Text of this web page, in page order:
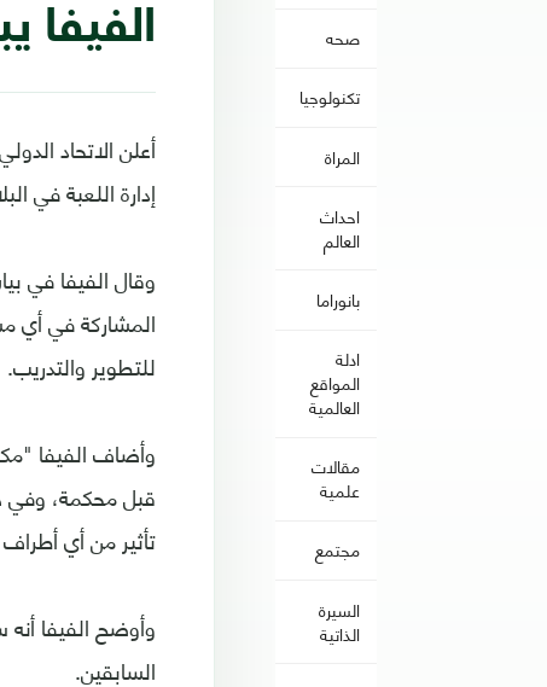
صحه
تكنولوجيا
المراة
احداث
العالم
بانوراما
ادلة
المواقع
العالمية
مقالات
علمية
مجتمع
السيرة
الذاتية
الفيفا
أعلن الاتحاد
إدارة اللعبة في
وقال الفيفا في
المشاركة في أي
للتطوير والتدريب.
وأضاف الفيفا
قبل محكمة، وفي
تأثير من أي
وأوضح الفيفا
السابقين.